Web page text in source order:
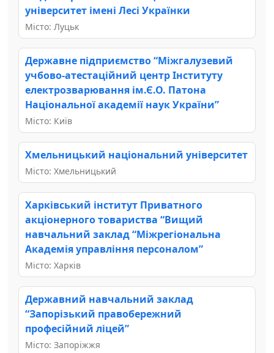
університет імені Лесі Українки
Місто: Луцьк
Державне підприємство “Міжгалузевий
учбово-атестаційний центр Інституту
електрозварювання ім.Є.О. Патона
Національної академії наук України”
Місто: Київ
Хмельницький національний університет
Місто: Хмельницький
Харківський інститут Приватного
акціонерного товариства “Вищий
навчальний заклад “Міжрегіональна
Академія управління персоналом”
Місто: Харків
Державний навчальний заклад
“Запорізький правобережний
професійний ліцей”
Місто: Запоріжжя